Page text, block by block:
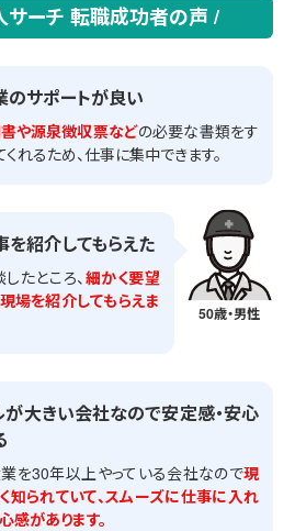
ーチ 転職成功者の声 /
のサポートが良い
や源泉徴収票などの必要な書類をす
くれるため、仕事に集中できます。
50歳・男性
紹介してもらえた
たところ、 細かく要望
場を紹介してもらえま
が大きい会社なので安定感・安心
を30年以上やっている会社なので現
知られていて、スムーズに仕事に入れ
感があります。